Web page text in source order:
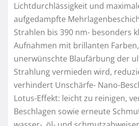
Lichtdurchlässigkeit und
aufgedampfte
Strahlen bis 390 nm- besonders
Aufnahmen mit brillanten
unerwünschte Blaufärbung der
Strahlung vermieden wird,
verhindert Unschärfe- Nano-
Lotus-Effekt: leicht zu reinigen,
Beschlagen sowie erneute